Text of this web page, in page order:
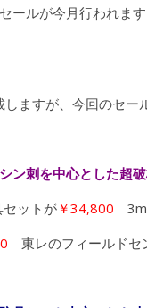
ールが今月行われます
ますが、今回のセー
ン刺を中心とした超
ットが ￥34,800
東レのフィールド